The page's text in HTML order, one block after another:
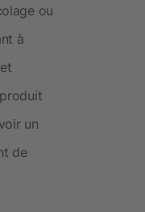
ou
à
un
de